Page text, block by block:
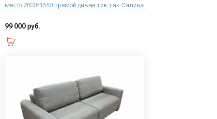
место 2000*1550 прямой диван тик-так Салина
99 000 руб.